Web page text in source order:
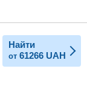
Найти
от 61266 UAH